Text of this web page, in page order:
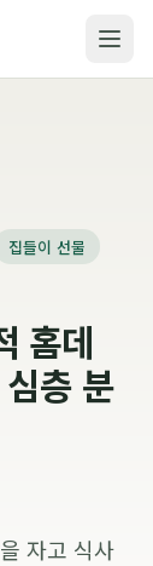
집들이 선물
홈데
층 분
자고 식사